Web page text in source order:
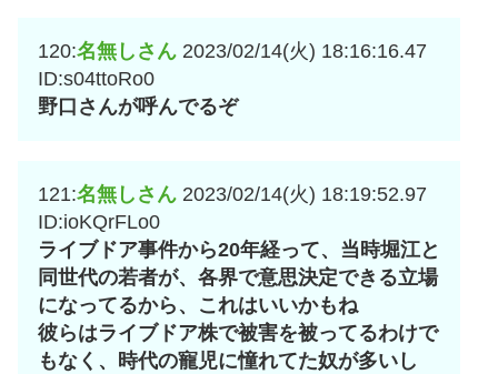
120:名無しさん 2023/02/14(火) 18:16:16.47
ID:s04ttoRo0
野口さんが呼んでるぞ
121:名無しさん 2023/02/14(火) 18:19:52.97
ID:ioKQrFLo0
ライブドア事件から20年経って、当時堀江と
同世代の若者が、各界で意思決定できる立場
になってるから、これはいいかもね
彼らはライブドア株で被害を被ってるわけで
もなく、時代の寵児に憧れてた奴が多いし